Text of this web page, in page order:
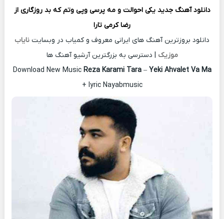
دانلود آهنگ جدید یکی احوالت و مه پرسی وپی وتم که بد روزگاری از
رضا کرمی تارا
دانلود بروزترین آهنگ های ایرانی معروف و کمیاب در وبسایت نایاب
موزیک | دسترسی به بزرگترین آرشیو آهنگ ها
Download New Music Reza Karami Tara– Yeki Ahvalet Va Ma
+ lyric Nayabmusic